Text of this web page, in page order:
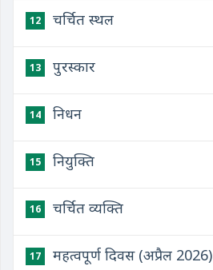
12 चर्चित स्थल
13 पुरस्कार
14 निधन
15 नियुक्ति
16 चर्चित व्यक्ति
17 महत्वपूर्ण दिवस (अप्रैल 2026)